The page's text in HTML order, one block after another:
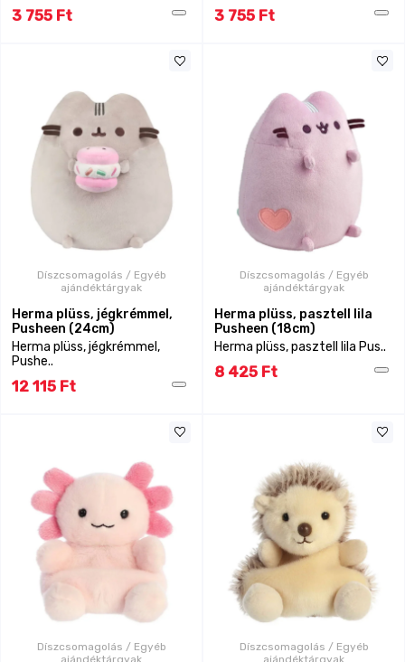
3 755 Ft 3 755 Ft
Díszcsomagolás / Egyéb
ajándéktárgyak
Herma plüss, jégkrémmel,
Pusheen (24cm)
Herma plüss, jégkrémmel,
Pushe..
12 115 Ft
Díszcsomagolás / Egyéb
ajándéktárgyak
Herma plüss, pasztell lila
Pusheen (18cm)
Herma plüss, pasztell lila Pus..
8 425 Ft
Díszcsomagolás / Egyéb
ajándéktárgyak
Díszcsomagolás / Egyéb
ajándéktárgyak